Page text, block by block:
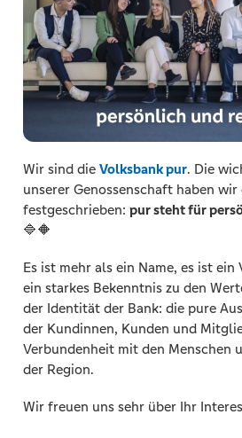
Wir sind die Volksbank pur. Die
unserer Genossenschaft haben
festgeschrieben: pur steht für
🔷🔶
Es ist mehr als ein Name, es ist ein
ein starkes Bekenntnis zu den
der Identität der Bank: die pure
der Kundinnen, Kunden und
Verbundenheit mit den Menschen
der Region.
Wir freuen uns sehr über Ihr